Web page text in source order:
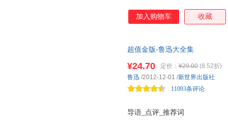
加入购物车 收藏
超值金版-鲁迅大全集
导语_点评_推荐词
¥24.70 定价： ¥29.00 (8.52折)
11093条评论
鲁迅 /2012-12-01 /新世界出版社